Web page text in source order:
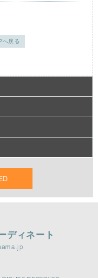
へ戻る
ディネート